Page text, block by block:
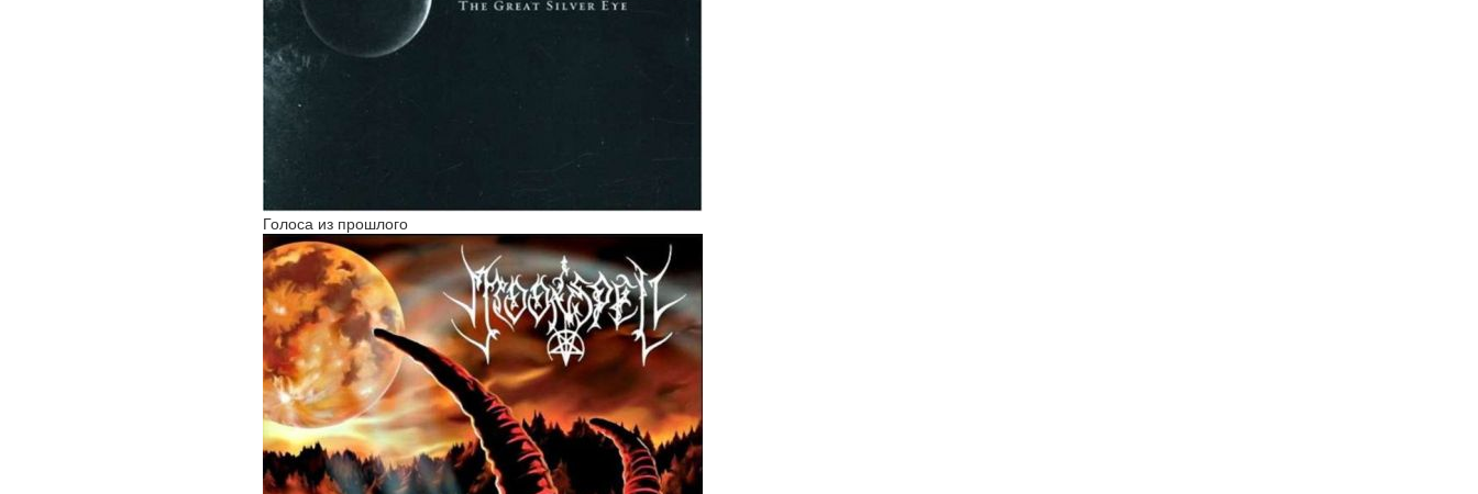
Голоса из прошлого